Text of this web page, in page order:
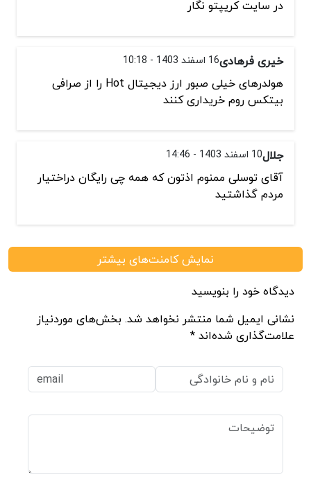
در سایت کریپتو نگار
خیری فرهادی16 اسفند 1403 - 10:18
هولدرهای خیلی صبور ارز دیجیتال Hot را از صرافی
بیتکس روم خریداری کنند
جلال10 اسفند 1403 - 14:46
آقای توسلی ممنوم اذتون که همه چی رایگان دراختیار
مردم گذاشتید
نمایش کامنت‌های بیشتر
دیدگاه خود را بنویسید
نشانی ایمیل شما منتشر نخواهد شد. بخش‌های موردنیاز
علامت‌گذاری شده‌اند *